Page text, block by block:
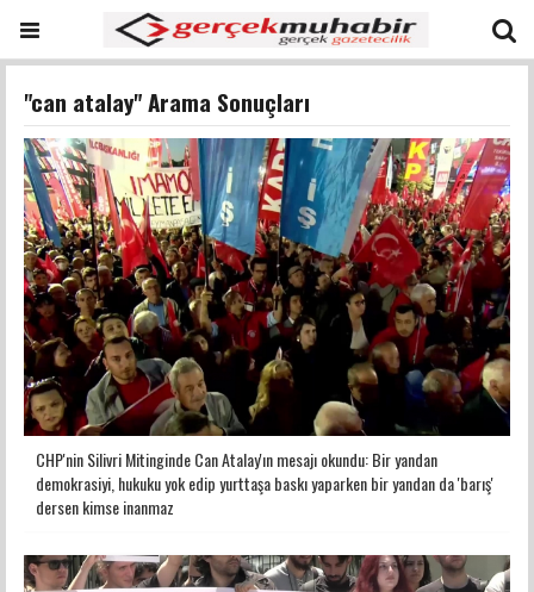
"can atalay" Arama Sonuçları
CHP'nin Silivri Mitinginde Can Atalay'ın mesajı okundu: Bir yandan
demokrasiyi, hukuku yok edip yurttaşa baskı yaparken bir yandan da 'barış'
dersen kimse inanmaz